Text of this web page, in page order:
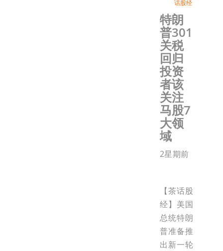
话股经
特朗
普301
关税
回归
投资
者该
关注
马股7
大领
域
2星期前
【茶话股
经】美国
总统特朗
普准备推
出新一轮